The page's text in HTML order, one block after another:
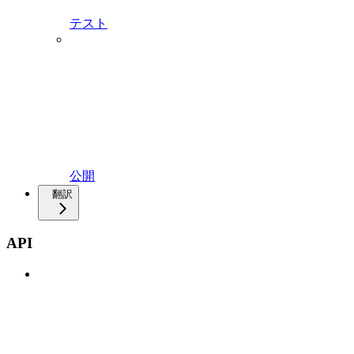
テスト
公開
翻訳
API